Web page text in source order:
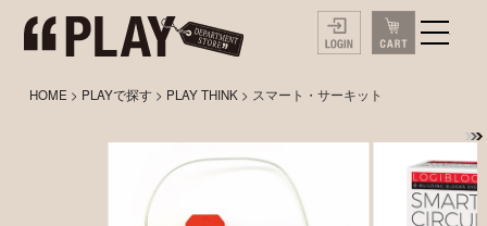
HOME > PLAYで探す > PLAY THINK > スマート・サーキット